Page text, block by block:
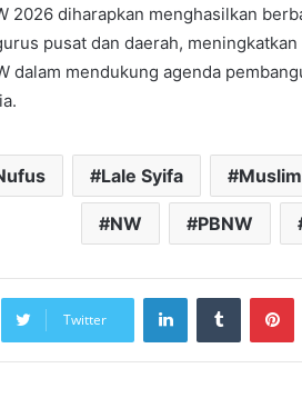
2026 diharapkan menghasilkan
pusat dan daerah,
dalam mendukung agenda
Lale Syifa
NW PBNW
Twitter
LinkedInTumblr